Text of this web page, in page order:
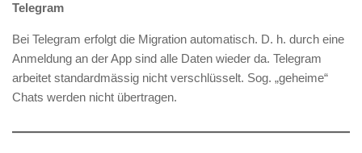
Telegram
Bei Telegram erfolgt die Migration automatisch. D. h. durch eine
Anmeldung an der App sind alle Daten wieder da. Telegram
arbeitet standardmässig nicht verschlüsselt. Sog. „geheime“
Chats werden nicht übertragen.